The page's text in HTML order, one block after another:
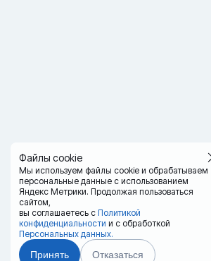
Файлы cookie
Мы используем файлы cookie и обрабатываем
персональные данные с использованием
Яндекс Метрики. Продолжая пользоваться
сайтом,
вы соглашаетесь с Политикой
конфиденциальности и с обработкой
Персональных данных.
Принять Отказаться